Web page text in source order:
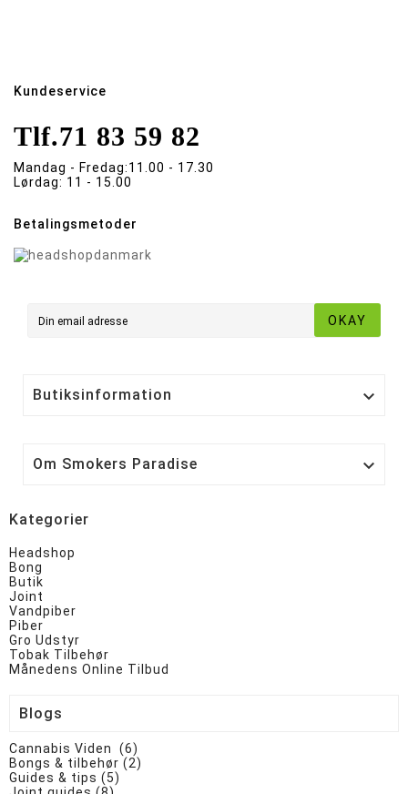
Kundeservice
Tlf.71 83 59 82
Mandag - Fredag:11.00 - 17.30
Lørdag: 11 - 15.00
Betalingsmetoder
OKAY
Butiksinformation 
Om Smokers Paradise 
Kategorier
Headshop
Bong
Butik
Joint
Vandpiber
Piber
Gro Udstyr
Tobak Tilbehør
Månedens Online Tilbud
Blogs
Cannabis Viden (6)
Bongs & tilbehør (2)
Guides & tips (5)